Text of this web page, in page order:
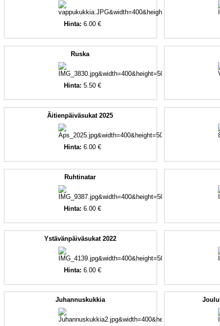
Hinta: 6.00 €
Ruska
Hinta: 5.50 €
Äitienpäiväsukat 2025
Hinta: 6.00 €
Ruhtinatar
Hinta: 6.00 €
Ystävänpäiväsukat 2022
Hinta: 6.00 €
Juhannuskukkia